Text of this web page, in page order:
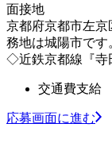
面接地
京都府京都市左
務地は城陽市です
◇近鉄京都線『寺
交通費支給
応募画面に進む